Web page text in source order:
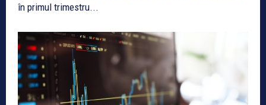
în primul trimestru...